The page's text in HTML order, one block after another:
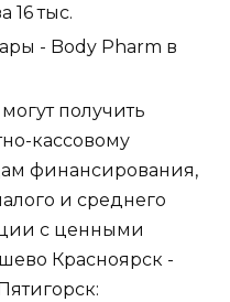
16 тыс.
- Body Pharm в
получить
кассовому
финансирования,
и среднего
с ценными
Красноярск -